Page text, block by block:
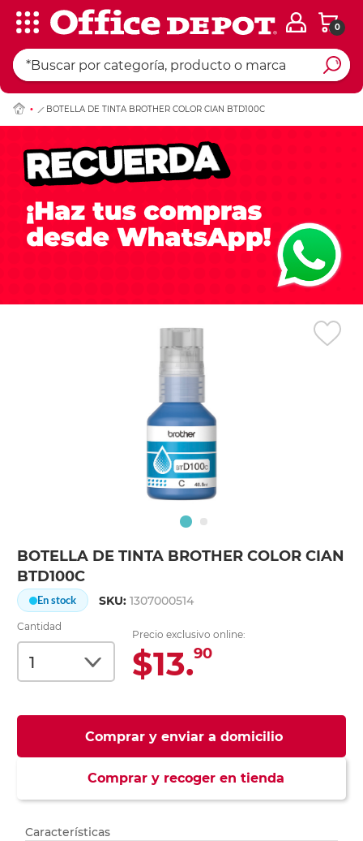
0
BOTELLA DE TINTA BROTHER COLOR CIAN BTD100C
BOTELLA DE TINTA BROTHER COLOR CIAN
BTD100C
En stock SKU:1307000514
Cantidad
Precio exclusivo online:
$13.90
Comprar y enviar a domicilio
Comprar y recoger en tienda
Ingresar Codigo
Características